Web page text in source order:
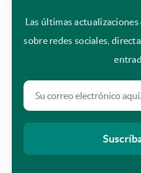
Las últimas
sobre redes sociales,